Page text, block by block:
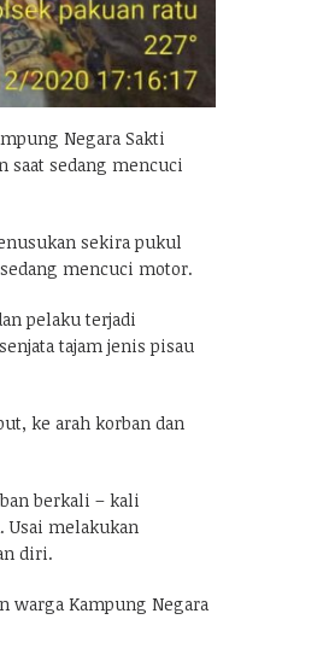
Negara Sakti
saat sedang mencuci
sekira pukul
mencuci motor.
pelaku terjadi
tajam jenis pisau
ke arah korban dan
berkali – kali
melakukan
diri.
warga Kampung Negara